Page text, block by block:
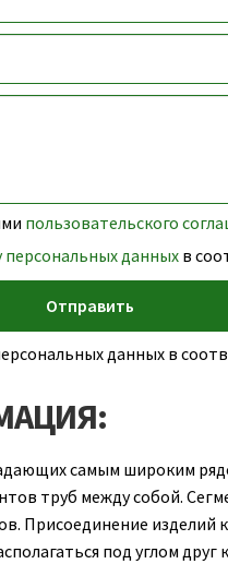
пользовательского
персональных данныхв
данных в
самым широким
труб между собой.
Присоединение изделий
под углом друг